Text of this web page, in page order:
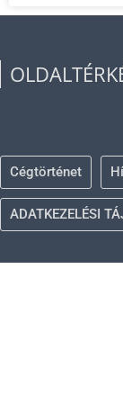
Cégtörténet
ADATKEZELÉSI